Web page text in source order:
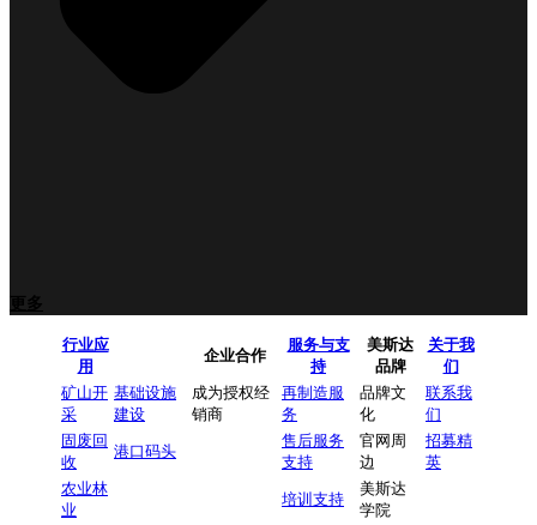
更多
行业应
用
企业合作
服务与支
持
美斯达
品牌
关于我
们
矿山开
采
基础设施
建设
成为授权经
销商
再制造服
务
品牌文
化
联系我
们
固废回
收
港口码头
售后服务
支持
官网周
边
招募精
英
农业林
业
培训支持
美斯达
学院